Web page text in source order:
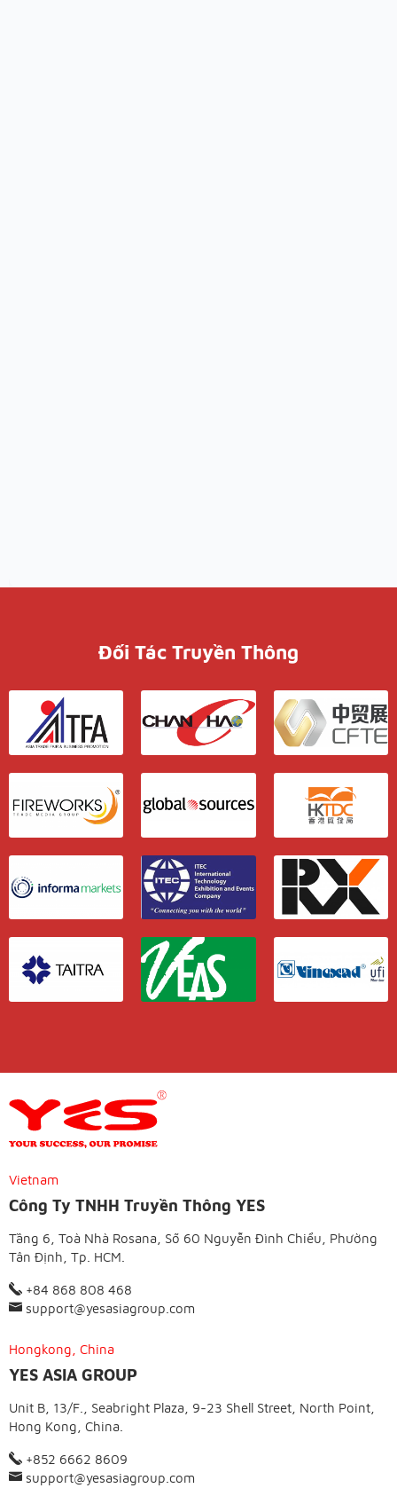
Đối Tác Truyền Thông
Vietnam
Công Ty TNHH Truyền Thông YES
Tầng 6, Toà Nhà Rosana, Số 60 Nguyễn Đình Chiểu, Phường
Tân Định, Tp. HCM.
+84 868 808 468
support@yesasiagroup.com
Hongkong, China
YES ASIA GROUP
Unit B, 13/F., Seabright Plaza, 9-23 Shell Street, North Point,
Hong Kong, China.
+852 6662 8609
support@yesasiagroup.com